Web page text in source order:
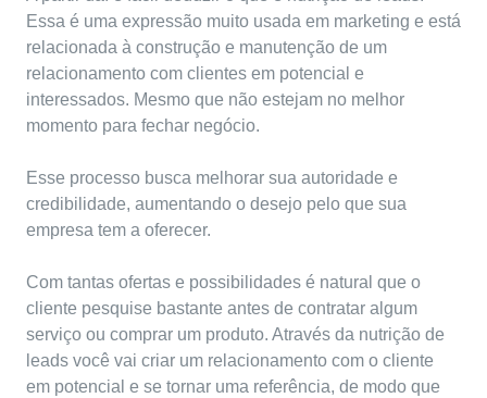
Essa é uma expressão muito usada em marketing e está
relacionada à construção e manutenção de um
relacionamento com clientes em potencial e
interessados. Mesmo que não estejam no melhor
momento para fechar negócio.
Esse processo busca melhorar sua autoridade e
credibilidade, aumentando o desejo pelo que sua
empresa tem a oferecer.
Com tantas ofertas e possibilidades é natural que o
cliente pesquise bastante antes de contratar algum
serviço ou comprar um produto. Através da nutrição de
leads você vai criar um relacionamento com o cliente
em potencial e se tornar uma referência, de modo que